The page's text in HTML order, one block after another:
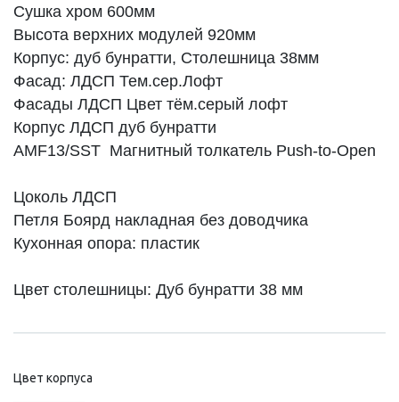
Сушка хром 600мм
Высота верхних модулей 920мм
Корпус: дуб бунратти, Столешница 38мм
Фасад: ЛДСП Тем.сер.Лофт
Фасады ЛДСП Цвет тём.серый лофт
Корпус ЛДСП дуб бунратти
AMF13/SST Магнитный толкатель Push-to-Open
Цоколь ЛДСП
Петля Боярд накладная без доводчика
Кухонная опора: пластик
Цвет столешницы: Дуб бунратти 38 мм
Цвет корпуса